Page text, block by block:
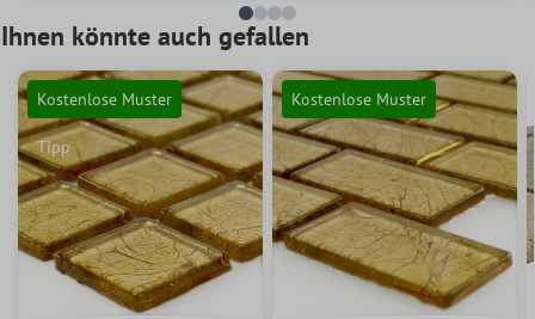
Ihnen könnte auch gefallen
Kostenlose Muster
Tipp
Kostenlose Muster